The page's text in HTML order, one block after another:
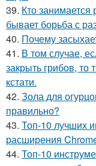
39. Кто занимается
бывает борьба с
40. Почему
41. В том случае,
закрыть грибов, то
кстати.
42. Зола для
правильно?
43. Топ-10 лучших
расширения
44. Топ-10